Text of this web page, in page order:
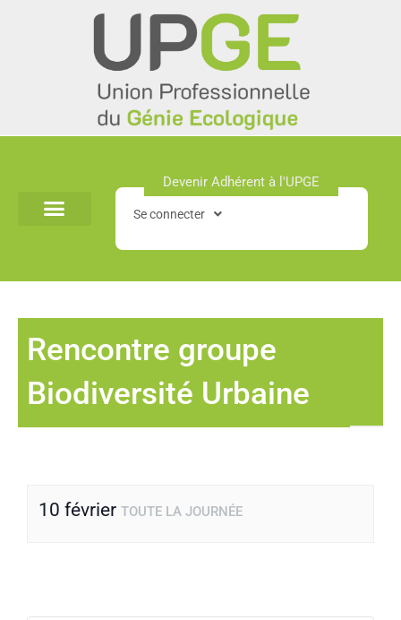
Devenir Adhérent à l'UPGE​
Se connecter
Rencontre groupe
Biodiversité Urbaine
10 février TOUTE LA JOURNÉE